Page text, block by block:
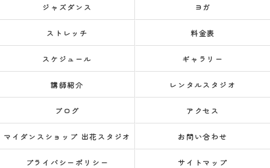
ジャズダンス ヨガ
ストレッチ 料金表
スケジュール ギャラリー
講師紹介 レンタルスタジオ
ブログ アクセス
マイダンスショップ 出花スタジオ お問い合わせ
プライバシーポリシー サイトマップ